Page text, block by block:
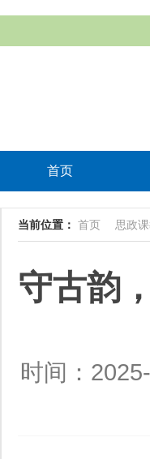
首页
当前位置： 首页 思政
守古韵
时间：